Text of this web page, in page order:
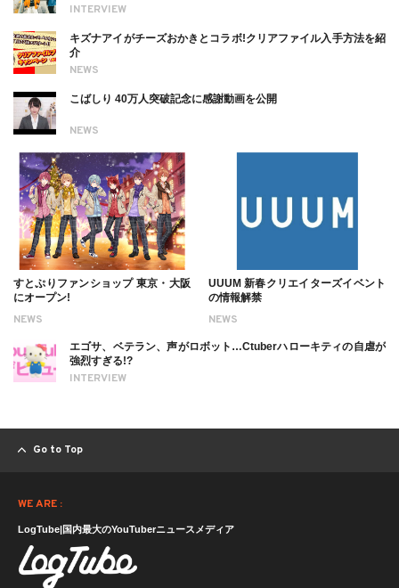
INTERVIEW
NEWS
キズナアイがチーズおかきとコラボ!クリアファイル入手方法を紹
介
NEWS
こばしり 40万人突破記念に感謝動画を公開
NEWS
すとぷりファンショップ 東京・大阪
にオープン!
NEWS
UUUM 新春クリエイターズイベント
の情報解禁
INTERVIEW
エゴサ、ベテラン、声がロボット…Ctuberハローキティの自虐が
強烈すぎる!?
Go to Top
WE ARE :
LogTube|国内最大のYouTuberニュースメディア